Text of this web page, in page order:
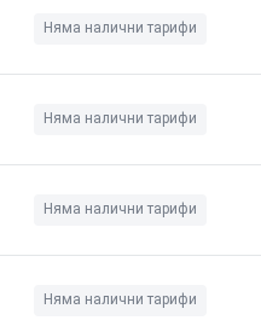
Няма налични тарифи
Няма налични тарифи
Няма налични тарифи
Няма налични тарифи